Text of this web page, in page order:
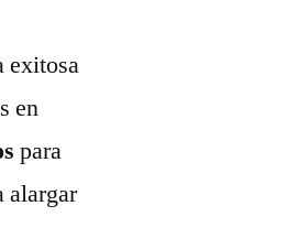
exitosa
en
para
alargar